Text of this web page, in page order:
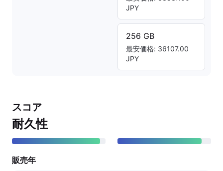
JPY
256 GB
最安価格: 36107.00
JPY
スコア
耐久性
販売年